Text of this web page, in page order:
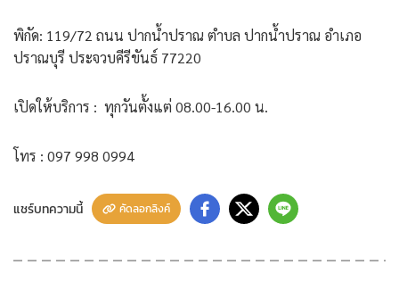
พิกัด: 119/72 ถนน ปากน้ำปราณ ตำบล ปากน้ำปราณ อำเภอ
ปราณบุรี ประจวบคีรีขันธ์ 77220
เปิดให้บริการ : ทุกวันตั้งแต่ 08.00-16.00 น.
โทร : 097 998 0994
แชร์บทความนี้ คัดลอกลิงค์